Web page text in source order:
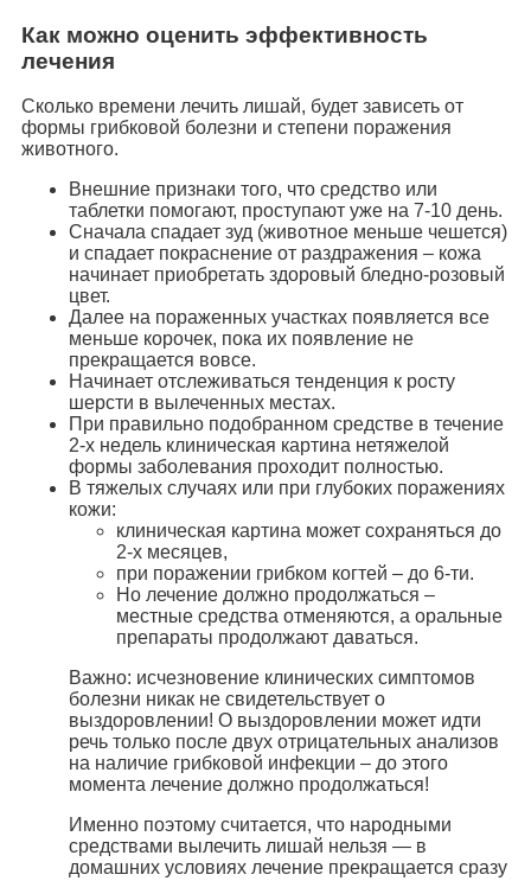
Как можно оценить эффективность
лечения
Сколько времени лечить лишай, будет зависеть от
формы грибковой болезни и степени поражения
животного.
Внешние признаки того, что средство или
таблетки помогают, проступают уже на 7-10 день.
Сначала спадает зуд (животное меньше чешется)
и спадает покраснение от раздражения – кожа
начинает приобретать здоровый бледно-розовый
цвет.
Далее на пораженных участках появляется все
меньше корочек, пока их появление не
прекращается вовсе.
Начинает отслеживаться тенденция к росту
шерсти в вылеченных местах.
При правильно подобранном средстве в течение
2-х недель клиническая картина нетяжелой
формы заболевания проходит полностью.
В тяжелых случаях или при глубоких поражениях
кожи:
клиническая картина может сохраняться до
2-х месяцев,
при поражении грибком когтей – до 6-ти.
Но лечение должно продолжаться –
местные средства отменяются, а оральные
препараты продолжают даваться.
Важно: исчезновение клинических симптомов
болезни никак не свидетельствует о
выздоровлении! О выздоровлении может идти
речь только после двух отрицательных анализов
на наличие грибковой инфекции – до этого
момента лечение должно продолжаться!
Именно поэтому считается, что народными
средствами вылечить лишай нельзя — в
домашних условиях лечение прекращается сразу